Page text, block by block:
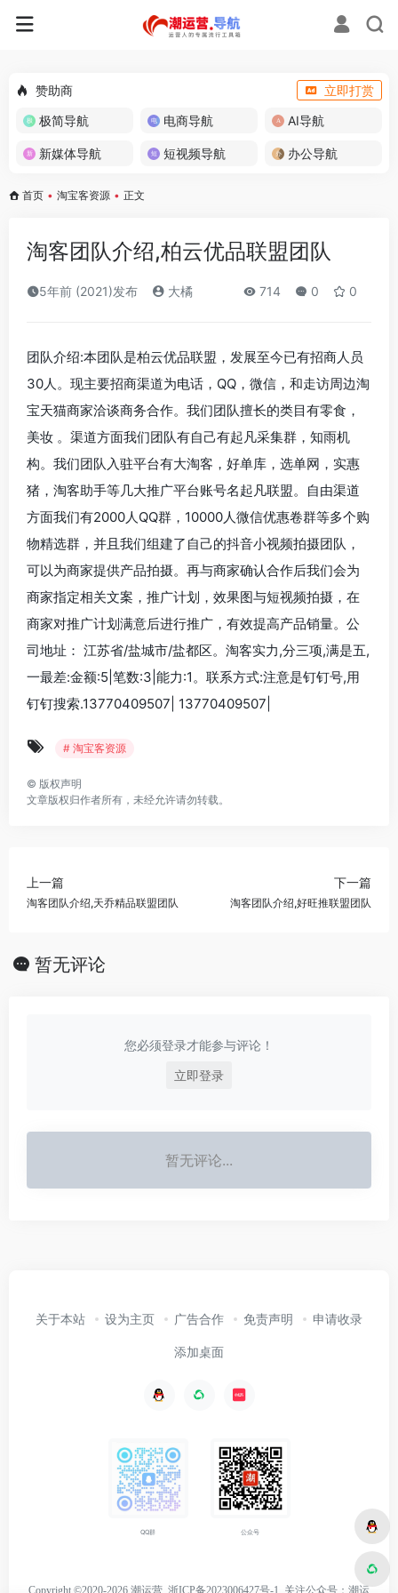
赞助商
立即打赏
极简导航
电商导航 AI导航
新媒体导航 短视频导航 办公导航
首页 • 淘宝客资源 • 正文
淘客团队介绍,柏云优品联盟团队
5年前 (2021)发布 大橘 714 0 0
团队介绍:本团队是柏云优品联盟，发展至今已有招商人员
30人。现主要招商渠道为电话，QQ，微信，和走访周边淘
宝天猫商家洽谈商务合作。我们团队擅长的类目有零食，
美妆 。渠道方面我们团队有自己有起凡采集群，知雨机
构。我们团队入驻平台有大淘客，好单库，选单网，实惠
猪，淘客助手等几大推广平台账号名起凡联盟。自由渠道
方面我们有2000人QQ群，10000人微信优惠卷群等多个购
物精选群，并且我们组建了自己的抖音小视频拍摄团队，
可以为商家提供产品拍摄。再与商家确认合作后我们会为
商家指定相关文案，推广计划，效果图与短视频拍摄，在
商家对推广计划满意后进行推广，有效提高产品销量。公
司地址： 江苏省/盐城市/盐都区。淘客实力,分三项,满是五,
一最差:金额:5|笔数:3|能力:1。联系方式:注意是钉钉号,用
钉钉搜索.13770409507| 13770409507|
# 淘宝客资源
© 版权声明
文章版权归作者所有，未经允许请勿转载。
上一篇
淘客团队介绍,天乔精品联盟团队
下一篇
淘客团队介绍,好旺推联盟团队
暂无评论
您必须登录才能参与评论！
立即登录
暂无评论...
关于本站 设为主页 广告合作 免责声明 申请收录
添加桌面
QQ群 公众号
Copyright ©2020-2026 潮运营 浙ICP备2023006427号-1 关注公众号：潮运